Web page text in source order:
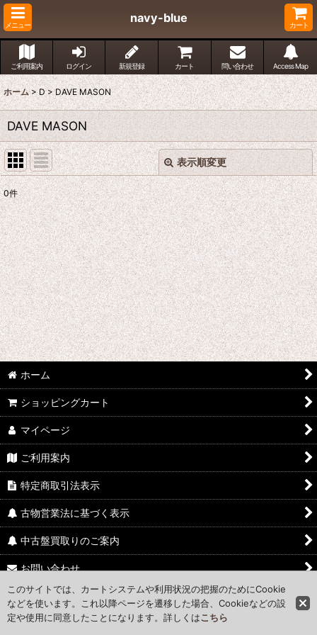
メニュー
navy-blue
カート
ご利用案内 ログイン 新規登録 カート 問い合わせ Access Map
ホーム > D > DAVE MASON
DAVE MASON
表示順変更
表示数:
並び順:
絞り込む
閉じる
0件
ホーム
ショッピングカート
マイページ
ご利用案内
特定商取引法表示
古物営業法に基づく表示
中古盤買取りのご案内
お問い合わせ
Access Map
このサイトでは、カートシステムや利用状況の把握のためにCookie
などを使います。これ以降ページを遷移した場合、Cookieなどの設
定や使用に同意したことになります。詳しくはこちら